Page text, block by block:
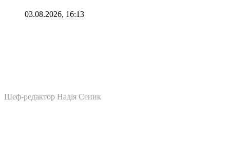
03.08.2026, 16:13
Шеф-редактор Надія Сеник